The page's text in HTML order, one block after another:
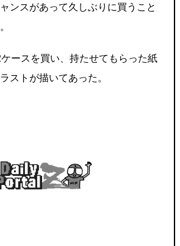
ンスがあって久しぶりに買うこと
ースを買い、持たせてもらった紙
ストが描いてあった。